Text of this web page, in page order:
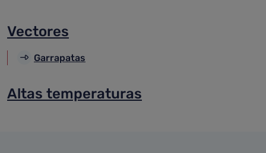
Vectores
Garrapatas
Altas temperaturas